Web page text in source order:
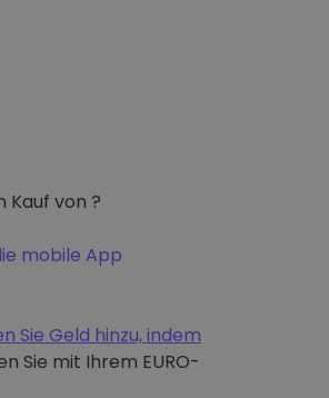
Kauf von ?
mobile App
Sie Geld hinzu, indem
Sie mit Ihrem EURO-